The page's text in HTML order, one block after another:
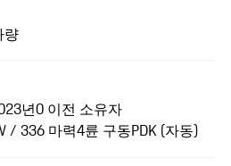
량
년0 이전 소유자
/ 336 마력4륜 구동PDK (자동)